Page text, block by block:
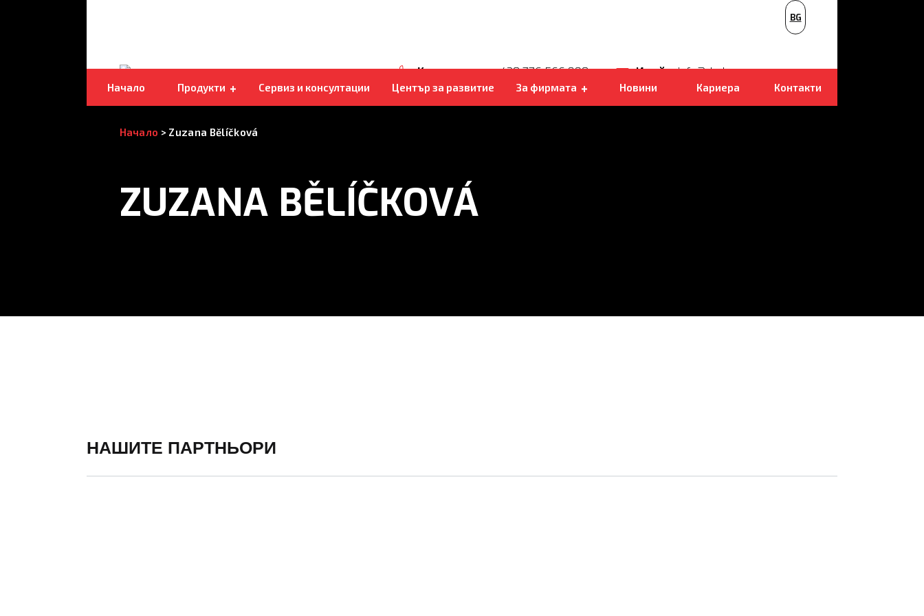
Консултация +420 776 566 890 Имейл info@dudr.cz
BG
Начало Продукти Сервиз и консултации Център за развитие За фирмата Новини Кариера Контакти
Начало > Zuzana Bělíčková
ZUZANA BĚLÍČKOVÁ
НАШИТЕ ПАРТНЬОРИ